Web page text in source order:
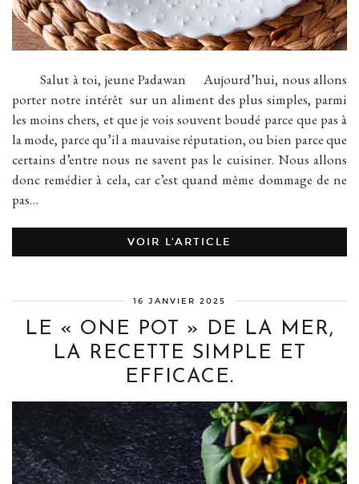
Salut à toi, jeune Padawan Aujourd’hui, nous allons
porter notre intérêt sur un aliment des plus simples, parmi
les moins chers, et que je vois souvent boudé parce que pas à
la mode, parce qu’il a mauvaise réputation, ou bien parce que
certains d’entre nous ne savent pas le cuisiner. Nous allons
donc remédier à cela, car c’est quand même dommage de ne
pas…
VOIR L’ARTICLE
16 JANVIER 2025
LE « ONE POT » DE LA MER,
LA RECETTE SIMPLE ET
EFFICACE.